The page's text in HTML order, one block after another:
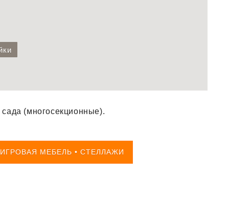
(многосекционные).
ИГРОВАЯ МЕБЕЛЬ • СТЕЛЛАЖИ